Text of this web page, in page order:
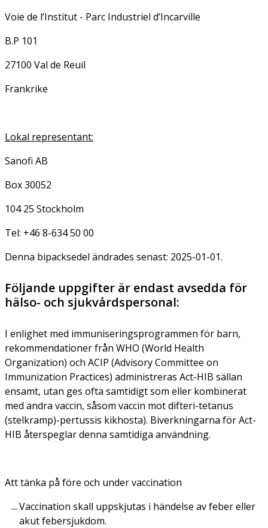
Voie de l’Institut - Parc Industriel d’Incarville
B.P 101
27100 Val de Reuil
Frankrike
Lokal representant:
Sanofi AB
Box 30052
104 25 Stockholm
Tel: +46 8-634 50 00
Denna bipacksedel ändrades senast: 2025-01-01.
Följande uppgifter är endast avsedda för
hälso- och sjukvårdspersonal:
I enlighet med immuniseringsprogrammen för barn,
rekommendationer från WHO (World Health
Organization) och ACIP (Advisory Committee on
Immunization Practices) administreras Act-HIB sällan
ensamt, utan ges ofta samtidigt som eller kombinerat
med andra vaccin, såsom vaccin mot difteri-tetanus
(stelkramp)-pertussis kikhosta). Biverkningarna för Act-
HIB återspeglar denna samtidiga användning.
Att tänka på före och under vaccination
Vaccination skall uppskjutas i händelse av feber eller
akut febersjukdom.